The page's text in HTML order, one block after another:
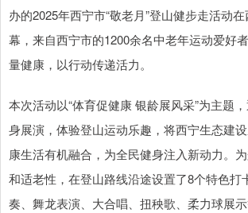
办的2025年西宁市“敬老月”登山健步走活动
幕，来自西宁市的1200余名中老年运动爱好
量健康，以行动传递活力。
本次活动以“体育促健康 银龄展风采”为主题
身展演，体验登山运动乐趣，将西宁生态建
康生活有机融合，为全民健身注入新动力。
和适老性，在登山路线沿途设置了8个特色打
奏、舞龙表演、大合唱、扭秧歌、柔力球展